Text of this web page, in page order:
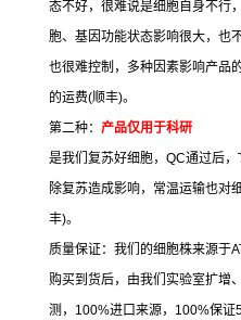
态不好，很难说是细胞自身不行
胞、基因功能状态影响很大，也
也很难控制，多种因素影响产品
的运费(顺丰)。
第二种： 产品仅用于科研
是我们复苏好细胞， QC通过后，
除复苏造成影响，常温运输也对
丰)。
质量保证：我们的细胞株来源于
购买到货后，由我们实验室扩增
测， 100%进口来源， 100%保证